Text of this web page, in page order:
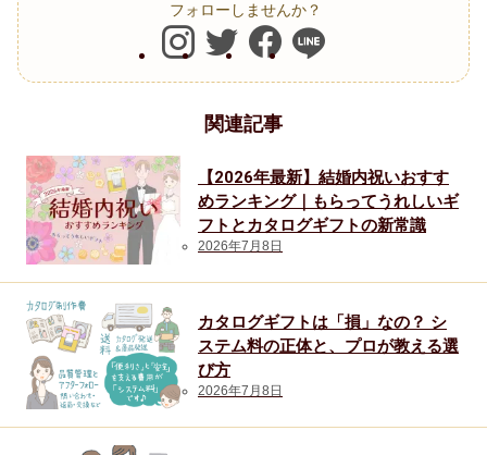
フォローしませんか？
関連記事
【2026年最新】結婚内祝いおすす
めランキング｜もらってうれしいギ
フトとカタログギフトの新常識
2026年7月8日
カタログギフトは「損」なの？ シ
ステム料の正体と、プロが教える選
び方
2026年7月8日